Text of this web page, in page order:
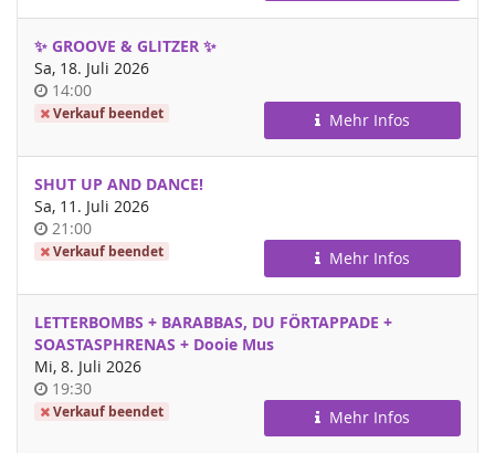
✨ GROOVE & GLITZER ✨
Sa, 18. Juli 2026
Uhrzeit
14:00
Verkauf beendet Mehr Infos
SHUT UP AND DANCE!
Sa, 11. Juli 2026
Uhrzeit
21:00
Verkauf beendet Mehr Infos
LETTERBOMBS + BARABBAS, DU FÖRTAPPADE +
SOASTASPHRENAS + Dooie Mus
Mi, 8. Juli 2026
Uhrzeit
19:30
Verkauf beendet Mehr Infos